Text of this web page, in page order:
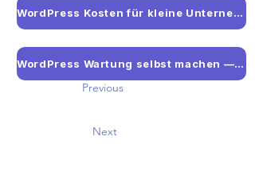
WordPress Kosten für kleine Unternehmen — Die vollständige Übersicht
WordPress Wartung selbst machen — Aufwand und Risiken realistisch eingeschätzt
Previous
Next